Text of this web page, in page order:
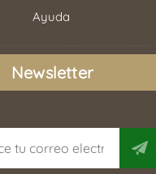
Ayuda
Newsletter